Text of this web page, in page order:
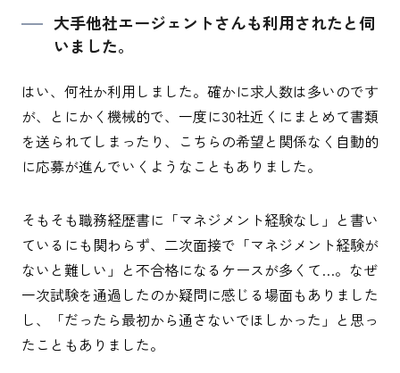
大手他社エージェントさんも利用されたと伺
いました。
はい、何社か利用しました。確かに求人数は多いのです
が、とにかく機械的で、一度に30社近くにまとめて書類
を送られてしまったり、こちらの希望と関係なく自動的
に応募が進んでいくようなこともありました。
そもそも職務経歴書に「マネジメント経験なし」と書い
ているにも関わらず、二次面接で「マネジメント経験が
ないと難しい」と不合格になるケースが多くて…。なぜ
一次試験を通過したのか疑問に感じる場面もありました
し、「だったら最初から通さないでほしかった」と思っ
たこともありました。